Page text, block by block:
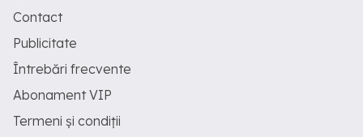
Contact
Publicitate
Întrebări frecvente
Abonament VIP
Termeni și condiții